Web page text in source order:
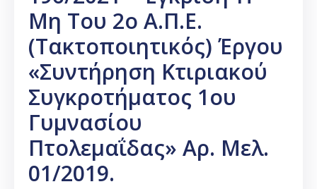
Μη Του 2ο Α.Π.Ε.
(τακτοποιητικός) Έργου
«Συντήρηση Κτιριακού
Συγκροτήματος 1ου
Γυμνασίου
Πτολεμαΐδας» Αρ. Μελ.
01/2019.